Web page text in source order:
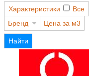
Характеристики Все
Бренд
Цена за м3
Найти